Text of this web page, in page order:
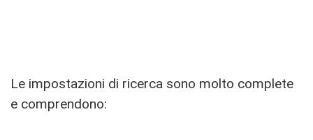
Le impostazioni di ricerca sono molto complete
e comprendono: